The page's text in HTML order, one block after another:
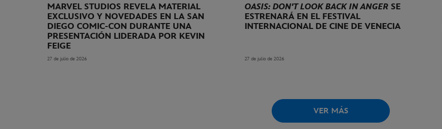
MARVEL STUDIOS REVELA MATERIAL
EXCLUSIVO Y NOVEDADES EN LA SAN
DIEGO COMIC-CON DURANTE UNA
PRESENTACIÓN LIDERADA POR KEVIN
FEIGE
27 de julio de 2026
OASIS: DON'T LOOK BACK IN ANGER SE
ESTRENARÁ EN EL FESTIVAL
INTERNACIONAL DE CINE DE VENECIA
27 de julio de 2026
VER MÁS